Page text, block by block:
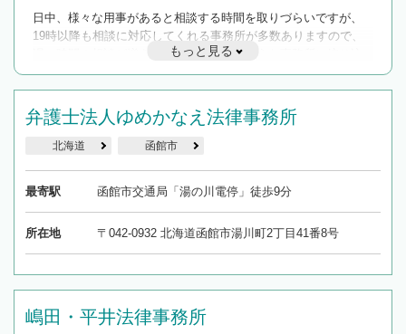
日中、様々な用事があると相談する時間を取りづらいですが、
19時以降も相談に対応してくれる事務所が多数ありますので、
遅い時間の相談が増えそうな場合はそのような事務所に絞り込
んで検索してみましょう。
を加えて再検索
もっと見る
弁護士法人ゆめかなえ法律事務所
北海道 函館市
最寄駅 函館市交通局「湯の川電停」徒歩9分
所在地 〒042-0932 北海道函館市湯川町2丁目41番8号
嶋田・平井法律事務所